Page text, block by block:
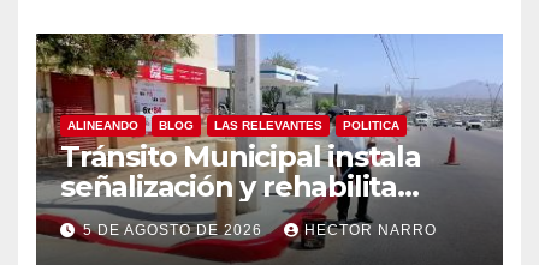
ALINEANDO BLOG LAS RELEVANTES POLITICA
Tránsito Municipal instala
señalización y rehabilita
cruces peatonales en Los
Cabos
5 DE AGOSTO DE 2026 HECTOR NARRO